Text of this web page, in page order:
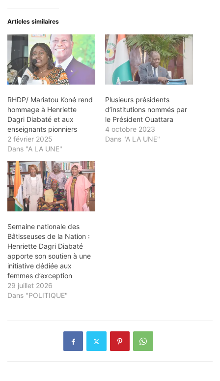
Articles similaires
RHDP/ Mariatou Koné rend
hommage à Henriette
Dagri Diabaté et aux
enseignants pionniers
2 février 2025
Dans "A LA UNE"
Plusieurs présidents
d’institutions nommés par
le Président Ouattara
4 octobre 2023
Dans "A LA UNE"
Semaine nationale des
Bâtisseuses de la Nation :
Henriette Dagri Diabaté
apporte son soutien à une
initiative dédiée aux
femmes d’exception
29 juillet 2026
Dans "POLITIQUE"